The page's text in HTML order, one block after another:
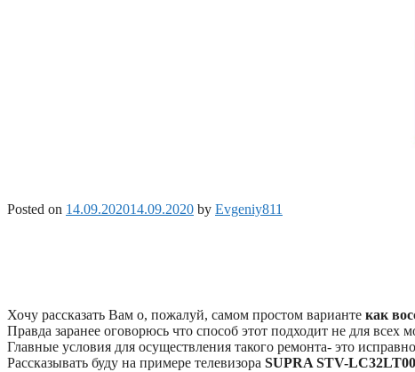
Posted on 14.09.202014.09.2020 by Evgeniy811
Хочу рассказать Вам о, пожалуй, самом простом варианте как
Правда заранее оговорюсь что способ этот подходит не для
Главные условия для осуществления такого ремонта- это
Рассказывать буду на примере телевизора SUPRA STV-